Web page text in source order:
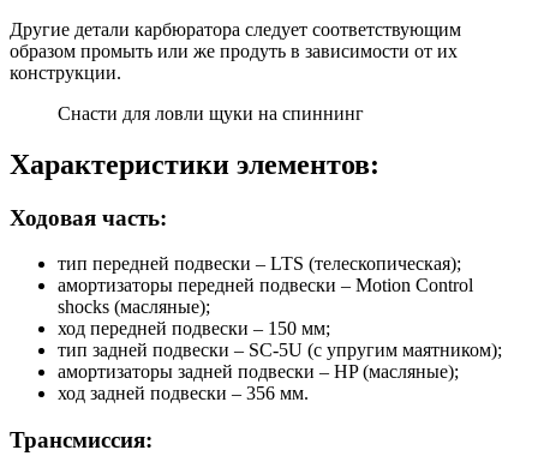
Другие детали карбюратора следует соответствующим
образом промыть или же продуть в зависимости от их
конструкции.
Снасти для ловли щуки на спиннинг
Характеристики элементов:
Ходовая часть:
тип передней подвески – LTS (телескопическая);
амортизаторы передней подвески – Motion Control
shocks (масляные);
ход передней подвески – 150 мм;
тип задней подвески – SC-5U (с упругим маятником);
амортизаторы задней подвески – HP (масляные);
ход задней подвески – 356 мм.
Трансмиссия: